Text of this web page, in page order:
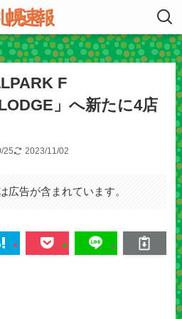
F
」へ新たに4店
25 2023/11/02
広告が含まれています。